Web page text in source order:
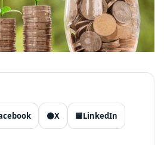
⚫X 🟦LinkedIn